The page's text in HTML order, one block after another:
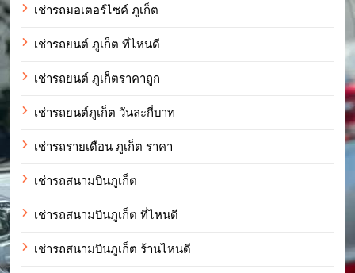
เช่ารถมอเตอร์ไซค์ ภูเก็ต
เช่ารถยนต์ ภูเก็ต ที่ไหนดี
เช่ารถยนต์ ภูเก็ตราคาถูก
เช่ารถยนต์ภูเก็ต วันละกี่บาท
เช่ารถรายเดือน ภูเก็ต ราคา
เช่ารถสนามบินภูเก็ต
เช่ารถสนามบินภูเก็ต ที่ไหนดี
เช่ารถสนามบินภูเก็ต ร้านไหนดี